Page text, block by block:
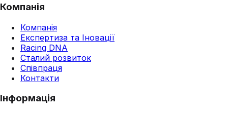
Компанія
Компанія
Експертиза та Іновації
Racing DNA
Сталий розвиток
Співпраця
Контакти
Інформація